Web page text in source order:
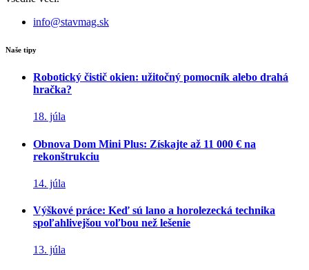
info@stavmag.sk
Naše tipy
Robotický čistič okien: užitočný pomocník alebo drahá
hračka?
18. júla
Obnova Dom Mini Plus: Získajte až 11 000 € na
rekonštrukciu
14. júla
Výškové práce: Keď sú lano a horolezecká technika
spoľahlivejšou voľbou než lešenie
13. júla